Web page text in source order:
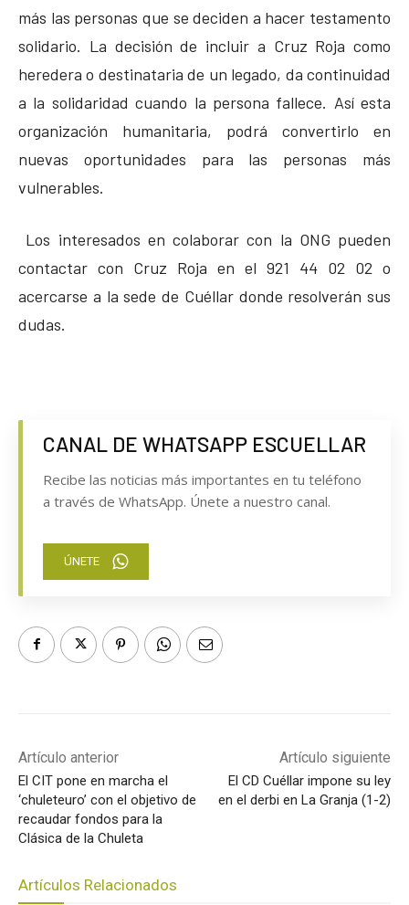
más las personas que se deciden a hacer testamento
solidario. La decisión de incluir a Cruz Roja como
heredera o destinataria de un legado, da continuidad
a la solidaridad cuando la persona fallece. Así esta
organización humanitaria, podrá convertirlo en
nuevas oportunidades para las personas más
vulnerables.
Los interesados en colaborar con la ONG pueden
contactar con Cruz Roja en el 921 44 02 02 o
acercarse a la sede de Cuéllar donde resolverán sus
dudas.
CANAL DE WHATSAPP ESCUELLAR
Recibe las noticias más importantes en tu teléfono
a través de WhatsApp. Únete a nuestro canal.
ÚNETE
Artículo anterior
El CIT pone en marcha el
‘chuleteuro’ con el objetivo de
recaudar fondos para la
Clásica de la Chuleta
Artículo siguiente
El CD Cuéllar impone su ley
en el derbi en La Granja (1-2)
Artículos Relacionados